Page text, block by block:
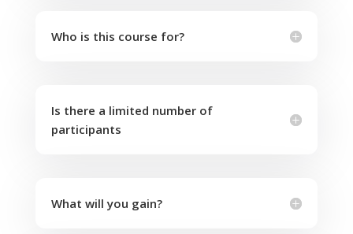
Who is this course for?
Is there a limited number of
participants
What will you gain?